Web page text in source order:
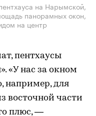
на Нарымской,
панорамных окон,
на центр
пентхаусы
«У нас за окном
например, для
восточной части
плюс, —